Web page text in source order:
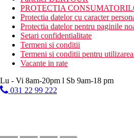
PROTECTIA
Protectia datelor cu caracter
Protectia datelor pentru paginile
Setari confidentialitate
Termeni si conditii
Termeni si conditii pentru
Vacante in rate
Lu - Vi 8am-20pm l Sb 9am-18 pm
031 22 99 222